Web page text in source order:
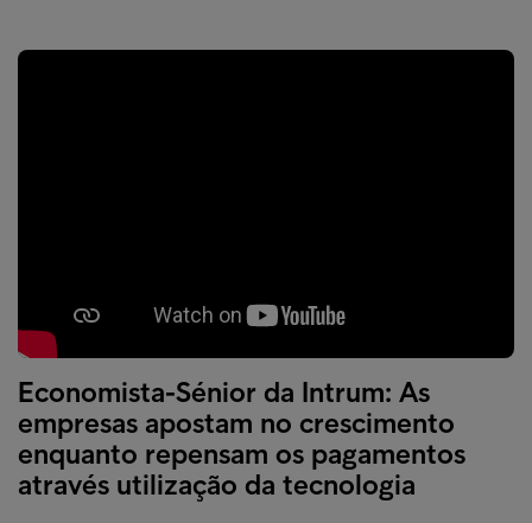
Economista-Sénior da Intrum: As
empresas apostam no crescimento
enquanto repensam os pagamentos
através utilização da tecnologia